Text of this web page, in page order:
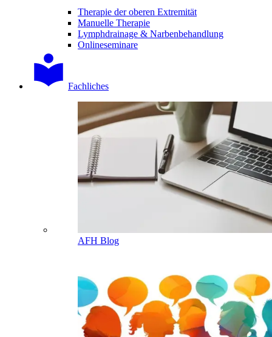
Therapie der oberen Extremität
Manuelle Therapie
Lymphdrainage & Narbenbehandlung
Onlineseminare
Fachliches
AFH Blog